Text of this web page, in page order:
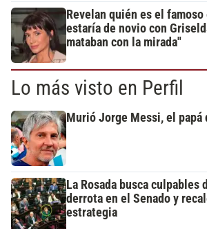
Revelan quién es el
estaría de novio con
mataban con la mirada"
Lo más visto en Perfil
Murió Jorge Messi, el papá
La Rosada busca culpables
derrota en el Senado y
estrategia